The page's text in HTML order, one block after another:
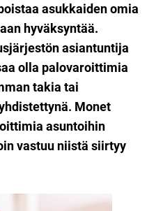
asukkaiden omia
hyväksyntää.
asiantuntija
olla palovaroittimia
takia tai
Monet
asuntoihin
vastuu niistä siirtyy